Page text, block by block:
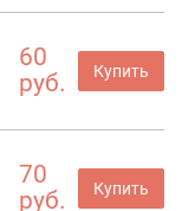
60
руб.
Купить
70
руб.
Купить